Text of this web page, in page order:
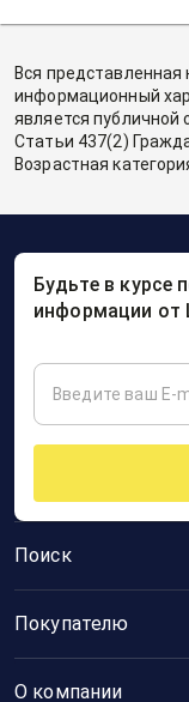
Вся
информационный
является
Статьи 437(2)
Возрастная
Поиск
Покупателю
О компании
Будьте в курсе
информации